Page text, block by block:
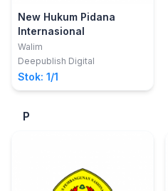
New Hukum Pidana
Internasional
Walim
Deepublish Digital
Stok: 1/1
P